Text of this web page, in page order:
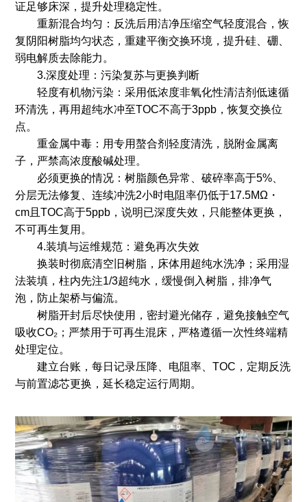
证足够床深，提升处理稳定性。
重新混合均匀：反洗后用洁净压缩空气轻度混合，恢
复阴阳树脂均匀状态，重建平衡交换环境，提升硅、硼、
弱电解质去除能力。
3.深度处理：污染复苏与更换判断
轻度有机物污染：采用低浓度非氧化性清洁剂低速循
环清洗，再用超纯水冲至TOC不高于3ppb，恢复交换位
点。
重金属中毒：用专用螯合剂轻度清洗，脱附金属离
子，严禁高浓度酸碱处理。
必须更换的情况：树脂颜色异常、破碎率高于5%、
分层无法修复、连续冲洗2小时电阻率仍低于17.5MΩ・
cm且TOC高于5ppb，说明已深度失效，只能整体更换，
不可再生复用。
4.装填与运维规范：避免再次失效
换装时彻底清空旧树脂，床体用超纯水洗净；采用湿
法装填，柱内先注1/3超纯水，缓慢倒入树脂，排净气
泡，防止架桥与偏流。
树脂开封后尽快使用，密封避光储存，避免接触空气
吸收CO₂；严禁用于可再生混床，严格遵循一次性终端精
处理定位。
建立台账，每日记录压降、电阻率、TOC，定期反洗
与前置滤芯更换，延长稳定运行周期。